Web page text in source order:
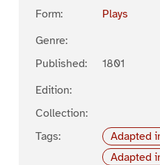
Form:
Plays
Genre:
Published:
1801
Edition:
Collection:
Tags:
Adapted
Adapted